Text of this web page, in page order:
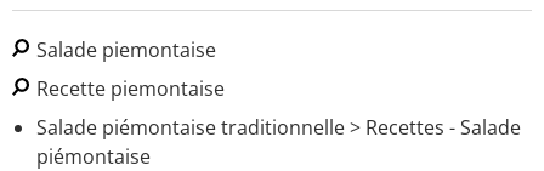
Salade piemontaise
Recette piemontaise
Salade piémontaise traditionnelle> Recettes - Salade
piémontaise